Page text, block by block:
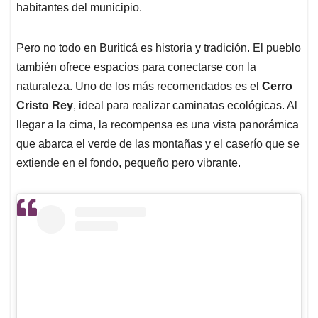
habitantes del municipio.
Pero no todo en Buriticá es historia y tradición. El pueblo
también ofrece espacios para conectarse con la
naturaleza. Uno de los más recomendados es el Cerro
Cristo Rey, ideal para realizar caminatas ecológicas. Al
llegar a la cima, la recompensa es una vista panorámica
que abarca el verde de las montañas y el caserío que se
extiende en el fondo, pequeño pero vibrante.